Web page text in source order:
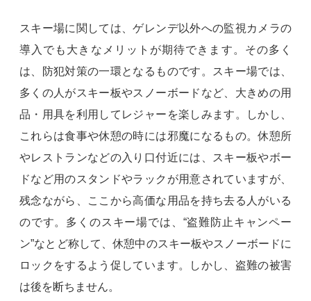
スキー場に関しては、ゲレンデ以外への監視カメラの
導入でも大きなメリットが期待できます。その多く
は、防犯対策の一環となるものです。スキー場では、
多くの人がスキー板やスノーボードなど、大きめの用
品・用具を利用してレジャーを楽しみます。しかし、
これらは食事や休憩の時には邪魔になるもの。休憩所
やレストランなどの入り口付近には、スキー板やボー
ドなど用のスタンドやラックが用意されていますが、
残念ながら、ここから高価な用品を持ち去る人がいる
のです。多くのスキー場では、“盗難防止キャンペー
ン”なとど称して、休憩中のスキー板やスノーボードに
ロックをするよう促しています。しかし、盗難の被害
は後を断ちません。